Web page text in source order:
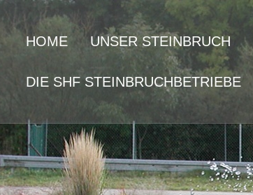
HOME UNSER STEINBRUCH
DIE SHF STEINBRUCHBETRIEBE